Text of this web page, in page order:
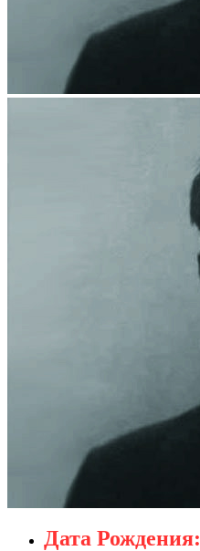
Дата Рождения: